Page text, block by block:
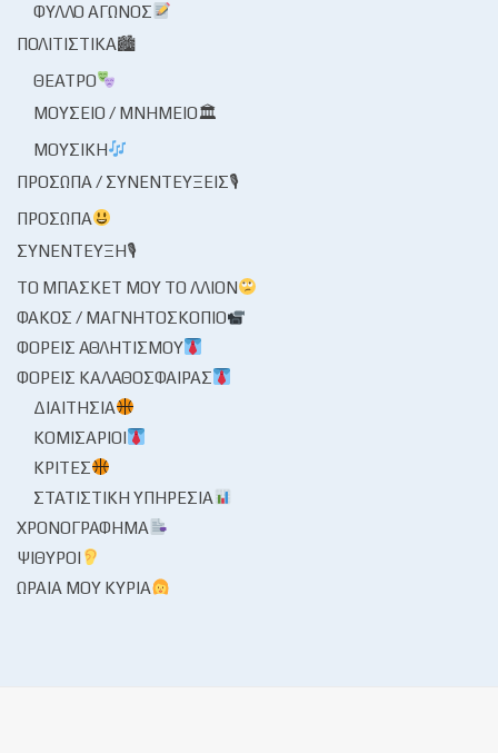
ΦΎΛΛΟ ΑΓΏΝΟΣ
ΠΟΛΙΤΙΣΤΙΚΆ🏙
ΘΈΑΤΡΟ
ΜΟΥΣΕΊΟ / ΜΝΗΜΕΊΟ🏛
ΜΟΥΣΙΚΉ
ΠΡΌΣΩΠΑ / ΣΥΝΕΝΤΕΎΞΕΙΣ🎙
ΠΡΌΣΩΠΑ
ΣΥΝΈΝΤΕΥΞΗ🎙
ΤΟ ΜΠΆΣΚΕΤ ΜΟΥ ΤΟ ΛΛΊΟΝ
ΦΑΚΌΣ / ΜΑΓΝΗΤΟΣΚΌΠΙΟ
ΦΟΡΕΊΣ ΑΘΛΗΤΙΣΜΟΎ
ΦΟΡΕΊΣ ΚΑΛΑΘΌΣΦΑΙΡΑΣ
ΔΙΑΙΤΗΣΊΑ
ΚΟΜΙΣΆΡΙΟΙ
ΚΡΙΤΈΣ
ΣΤΑΤΙΣΤΙΚΉ ΥΠΗΡΕΣΊΑ
ΧΡΟΝΟΓΡΆΦΗΜΑ
ΨΊΘΥΡΟΙ
ΩΡΑΊΑ ΜΟΥ ΚΥΡΊΑ